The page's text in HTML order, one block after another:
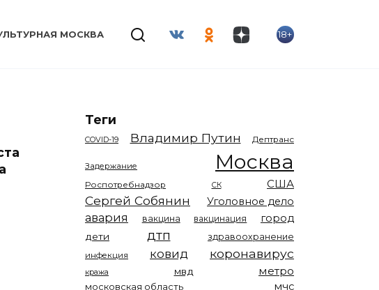
МОСКВА 18+
Теги
COVID-19 Владимир Путин Дептранс
Задержание Москва
Роспотребнадзор СК США
Сергей Собянин Уголовное дело
авария вакцина вакцинация город
дети дтп здравоохранение
инфекция ковид коронавирус
кража мвд метро
московская область
мчс